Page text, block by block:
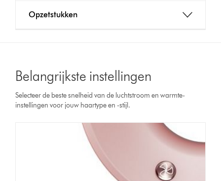
Opzetstukken
Belangrijkste instellingen
Selecteer de beste snelheid van de luchtstroom en warmte-
instellingen voor jouw haartype en -stijl.